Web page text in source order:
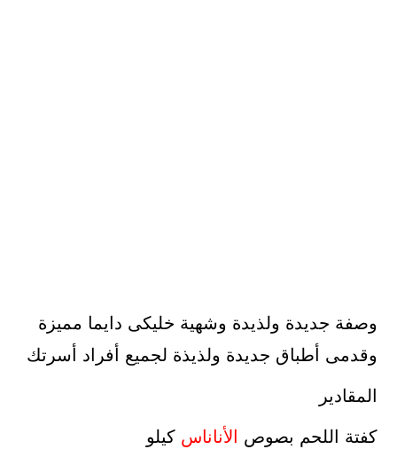
وصفة جديدة ولذيدة وشهية خليكى دايما مميزة
وقدمى أطباق جديدة ولذيذة لجميع أفراد أسرتك
المقادير
كفتة اللحم بصوص الأناناس كيلو